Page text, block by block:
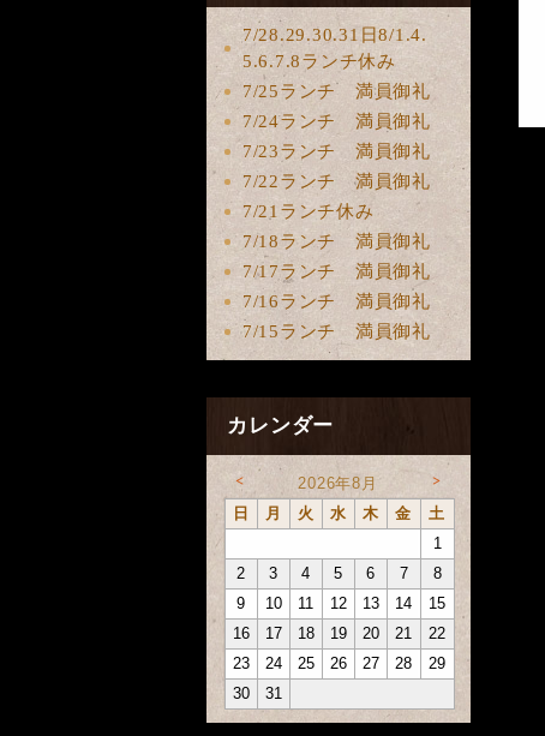
7/28.29.30.31日8/1.4.
5.6.7.8ランチ休み
7/25ランチ 満員御礼
7/24ランチ 満員御礼
7/23ランチ 満員御礼
7/22ランチ 満員御礼
7/21ランチ休み
7/18ランチ 満員御礼
7/17ランチ 満員御礼
7/16ランチ 満員御礼
7/15ランチ 満員御礼
カレンダー
< 2026年8月 >
日 月 火 水 木 金
土
1
2
3 4 5 6 7
8
9
10 11 12 13 14
15
16
17 18 19 20 21
22
23
24 25 26 27 28
29
30
31